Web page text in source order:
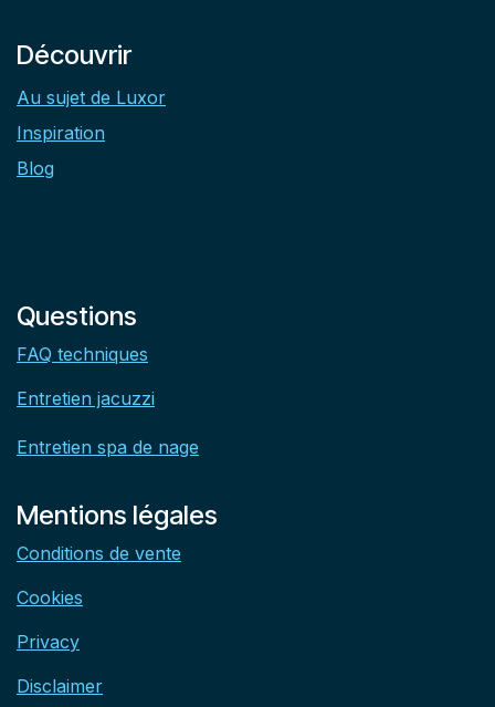
Découvrir
Au sujet de Luxor
Inspiration
Blog
Questions
FAQ techniques
Entretien jacuzzi
Entretien spa de nage
Mentions légales
Conditions de vente
Cookies
Privacy
Disclaimer